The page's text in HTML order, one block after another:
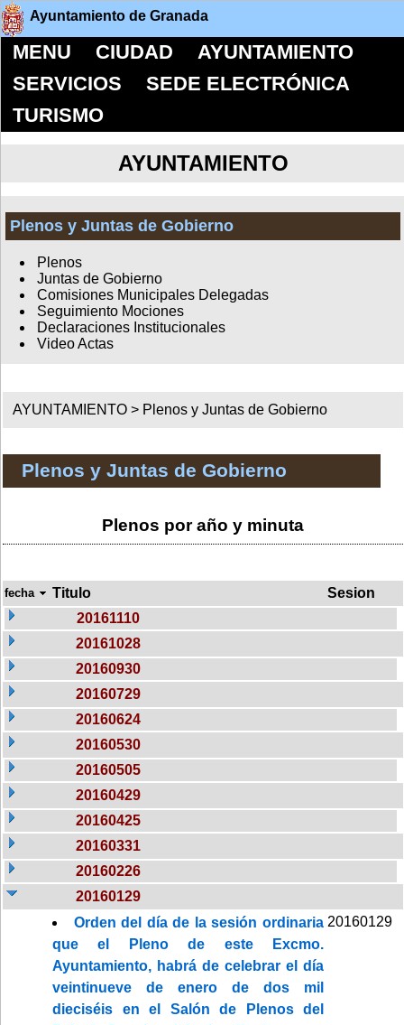
Ayuntamiento de Granada
MENU CIUDAD
AYUNTAMIENTO
SERVICIOS
SEDE ELECTRÓNICA
TURISMO
AYUNTAMIENTO
Plenos y Juntas de Gobierno
Plenos
Juntas de Gobierno
Comisiones Municipales Delegadas
Seguimiento Mociones
Declaraciones Institucionales
Video Actas
AYUNTAMIENTO > Plenos y Juntas de Gobierno
Plenos y Juntas de Gobierno
Plenos por año y minuta
fecha Titulo
Sesion
20161110
20161028
20160930
20160729
20160624
20160530
20160505
20160429
20160425
20160331
20160226
20160129
Orden del día de la sesión ordinaria
que el Pleno de este Excmo.
Ayuntamiento, habrá de celebrar el día
veintinueve de enero de dos mil
dieciséis en el Salón de Plenos del
20160129